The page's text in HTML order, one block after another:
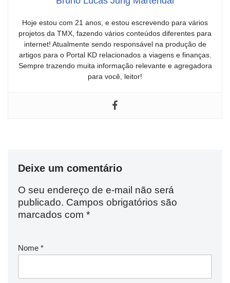
Hoje estou com 21 anos, e estou escrevendo para vários
projetos da TMX, fazendo vários conteúdos diferentes para
internet! Atualmente sendo responsável na produção de
artigos para o Portal KD relacionados a viagens e finanças.
Sempre trazendo muita informação relevante e agregadora
para você, leitor!
Deixe um comentário
O seu endereço de e-mail não será
publicado. Campos obrigatórios são
marcados com *
Nome *